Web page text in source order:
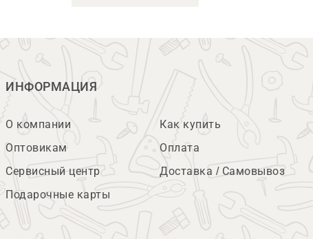
ИНФОРМАЦИЯ
О компании
Оптовикам
Сервисный центр
Подарочные карты
Как купить
Оплата
Доставка / Самовывоз